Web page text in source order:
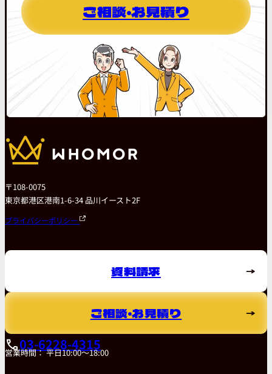
ご相談・お見積り
〒108-0075
東京都港区港南1-6-34 品川イースト2F
プライバシーポリシー
資料請求
ご相談・お見積り
03-6228-4315
営業時間： 平日10:00～18:00